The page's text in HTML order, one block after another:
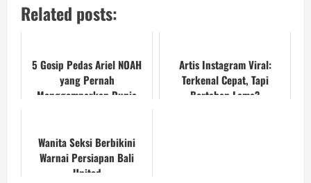
Related posts:
5 Gosip Pedas Ariel NOAH
yang Pernah
Menggemparkan Dunia
Artis Instagram Viral:
Terkenal Cepat, Tapi
Bertahan Lama?
Wanita Seksi Berbikini
Warnai Persiapan Bali
United